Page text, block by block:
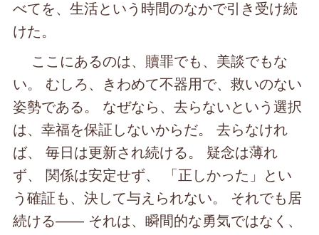
べてを、生活という時間のなかで引き受け続
けた。
ここにあるのは、贖罪でも、美談でもな
い。 むしろ、きわめて不器用で、救いのない
姿勢である。 なぜなら、去らないという選択
は、幸福を保証しないからだ。 去らなけれ
ば、 毎日は更新され続ける。 疑念は薄れ
ず、 関係は安定せず、 「正しかった」とい
う確証も、決して与えられない。 それでも居
続ける―― それは、瞬間的な勇気ではなく、